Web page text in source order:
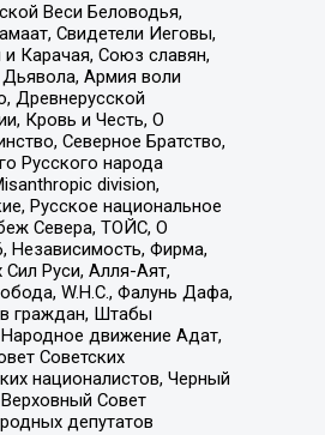
Веси Беловодья,
Свидетели Иеговы,
Карачая, Союз славян,
Армия воли
Древнерусской
Кровь и Честь, О
Северное Братство,
Русского народа
division,
Русское национальное
Севера, ТОЙС, О
Независимость, Фирма,
Руси, Алля-Аят,
W.H.С., Фалунь Дафа,
граждан, Штабы
движение Адат,
Советских
националистов, Черный
Совет
депутатов